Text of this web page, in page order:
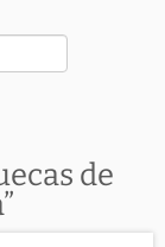
de
”